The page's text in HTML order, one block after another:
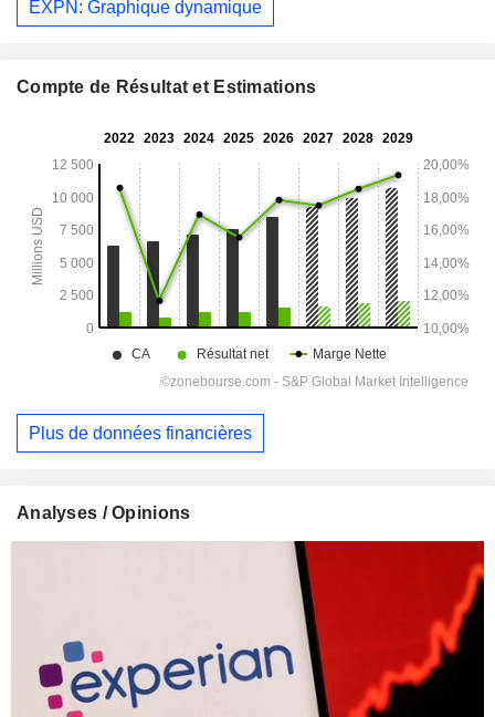
EXPN: Graphique dynamique
Compte de Résultat et Estimations
Plus de données financières
Analyses / Opinions